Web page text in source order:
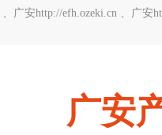
广安http://efh.ozeki.cn 广安
广安